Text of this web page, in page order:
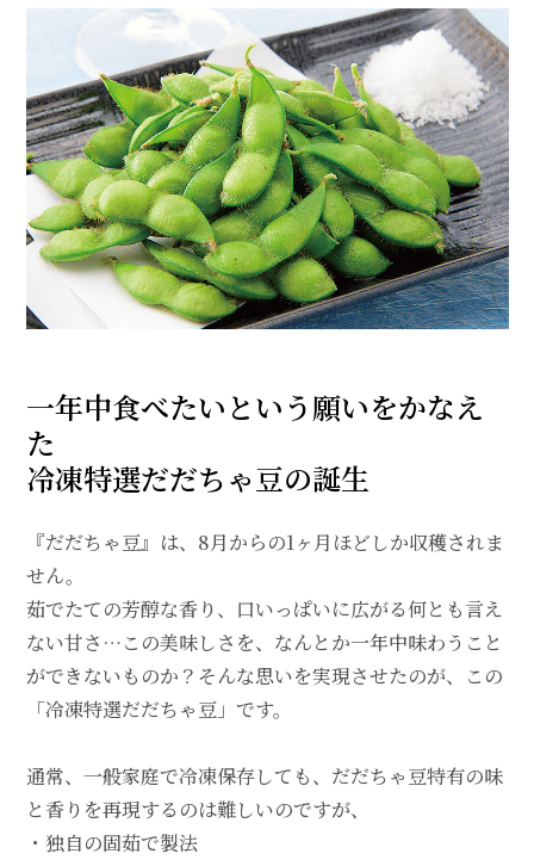
一年中食べたいという願いをかなえ
た
冷凍特選だだちゃ豆の誕生
『だだちゃ豆』は、8月からの1ヶ月ほどしか収穫されま
せん。
茹でたての芳醇な香り、口いっぱいに広がる何とも言え
ない甘さ…この美味しさを、なんとか一年中味わうこと
ができないものか？そんな思いを実現させたのが、この
「冷凍特選だだちゃ豆」です。
通常、一般家庭で冷凍保存しても、だだちゃ豆特有の味
と香りを再現するのは難しいのですが、
・独自の固茹で製法